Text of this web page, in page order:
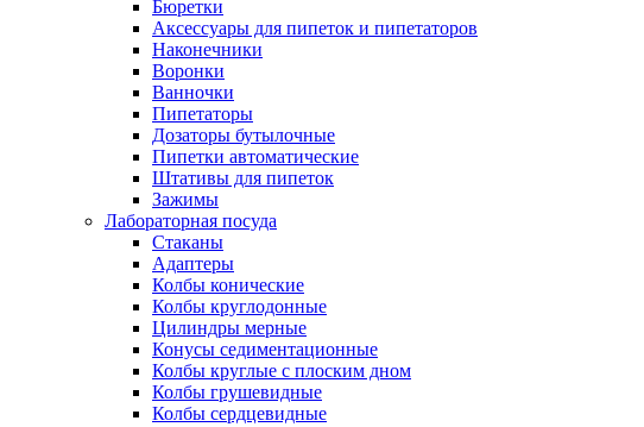
Бюретки
Аксессуары для пипеток и пипетаторов
Наконечники
Воронки
Ванночки
Пипетаторы
Дозаторы бутылочные
Пипетки автоматические
Штативы для пипеток
Зажимы
Лабораторная посуда
Стаканы
Адаптеры
Колбы конические
Колбы круглодонные
Цилиндры мерные
Конусы седиментационные
Колбы круглые с плоским дном
Колбы грушевидные
Колбы сердцевидные